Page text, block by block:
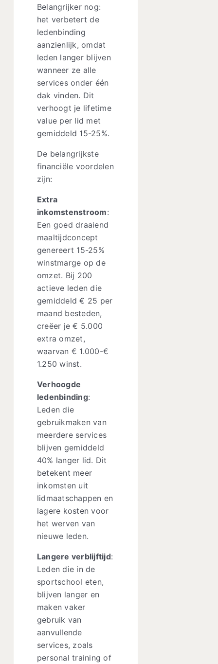
Belangrijker nog:
het verbetert de
ledenbinding
aanzienlijk, omdat
leden langer blijven
wanneer ze alle
services onder één
dak vinden. Dit
verhoogt je lifetime
value per lid met
gemiddeld 15-25%.
De belangrijkste
financiële voordelen
zijn:
Extra
inkomstenstroom:
Een goed draaiend
maaltijdconcept
genereert 15-25%
winstmarge op de
omzet. Bij 200
actieve leden die
gemiddeld € 25 per
maand besteden,
creëer je € 5.000
extra omzet,
waarvan € 1.000-€
1.250 winst.
Verhoogde
ledenbinding:
Leden die
gebruikmaken van
meerdere services
blijven gemiddeld
40% langer lid. Dit
betekent meer
inkomsten uit
lidmaatschappen en
lagere kosten voor
het werven van
nieuwe leden.
Langere verblijftijd:
Leden die in de
sportschool eten,
blijven langer en
maken vaker
gebruik van
aanvullende
services, zoals
personal training of